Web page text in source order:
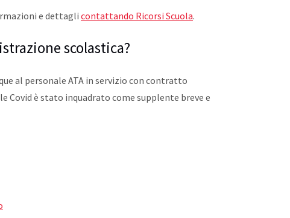
e dettagli contattando Ricorsi Scuola.
scolastica?
al personale ATA in servizio con contratto
Covid è stato inquadrato come supplente breve e